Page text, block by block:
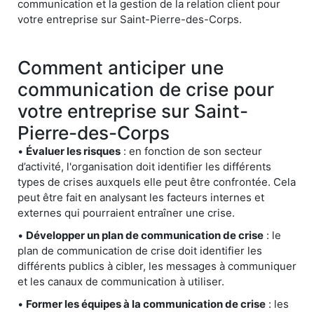
communication et la gestion de la relation client pour
votre entreprise sur Saint-Pierre-des-Corps.
Comment anticiper une
communication de crise pour
votre entreprise sur Saint-
Pierre-des-Corps
• Évaluer les risques : en fonction de son secteur
d’activité, l'organisation doit identifier les différents
types de crises auxquels elle peut être confrontée. Cela
peut être fait en analysant les facteurs internes et
externes qui pourraient entraîner une crise.
• Développer un plan de communication de crise : le
plan de communication de crise doit identifier les
différents publics à cibler, les messages à communiquer
et les canaux de communication à utiliser.
• Former les équipes à la communication de crise : les